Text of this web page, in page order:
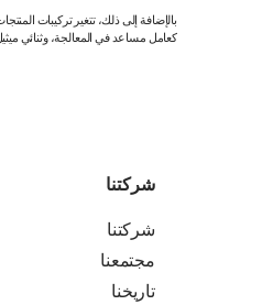
بالإضافة إلى ذلك، تتغير تركيبات
كعامل مساعد في المعالجة، وثنائي ميثيل
شركتنا
شركتنا
مجتمعنا
تاريخنا